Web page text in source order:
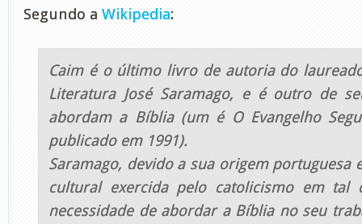
Segundo a Wikipedia:
Caim é o último livro de autoria do
Literatura José Saramago, e é outro de
abordam a Bíblia (um é O Evangelho
publicado em 1991).
Saramago, devido a sua origem portuguesa
cultural exercida pelo catolicismo em tal
necessidade de abordar a Bíblia no seu